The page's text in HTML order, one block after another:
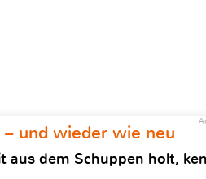
und wieder wie neu
aus dem Schuppen holt,